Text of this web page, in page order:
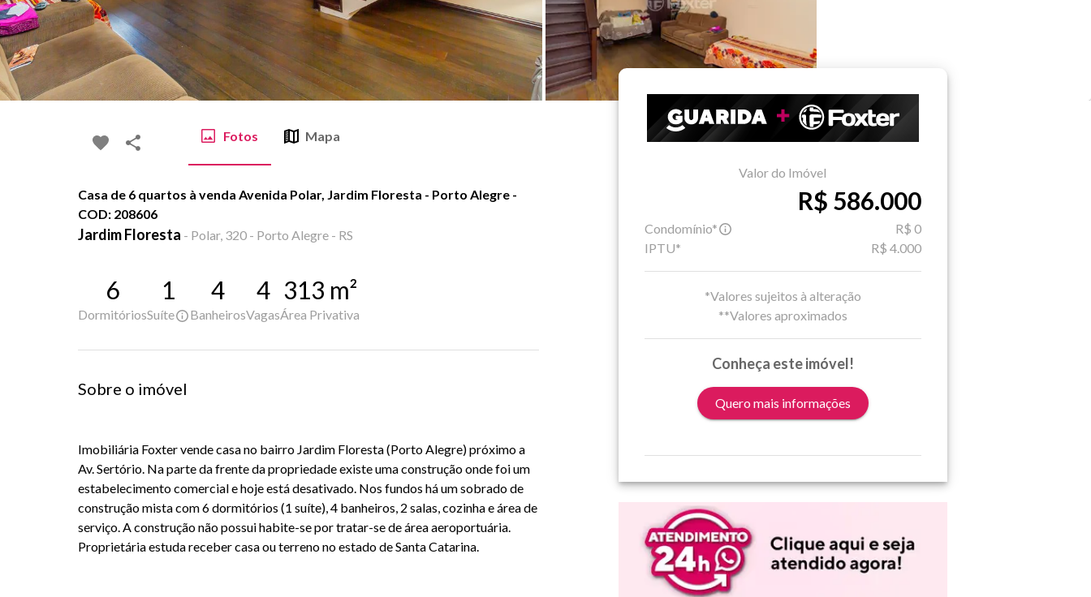
Fotos Mapa
Casa de 6 quartos à venda Avenida Polar, Jardim Floresta - Porto Alegre -
COD: 208606
Jardim Floresta - Polar, 320 - Porto Alegre - RS
6
Dormitórios
1
Suíte
4
Banheiros
4
Vagas
313 m²
Área Privativa
Sobre o imóvel
Imobiliária Foxter vende casa no bairro Jardim Floresta (Porto Alegre) próximo a
Av. Sertório. Na parte da frente da propriedade existe uma construção onde foi um
estabelecimento comercial e hoje está desativado. Nos fundos há um sobrado de
construção mista com 6 dormitórios (1 suíte), 4 banheiros, 2 salas, cozinha e área de
serviço. A construção não possui habite-se por tratar-se de área aeroportuária.
Proprietária estuda receber casa ou terreno no estado de Santa Catarina.
Valor do Imóvel
R$ 586.000
Condomínio*
R$ 0
IPTU*
R$ 4.000
*Valores sujeitos à alteração
**Valores aproximados
Conheça este imóvel!
Quero mais informações